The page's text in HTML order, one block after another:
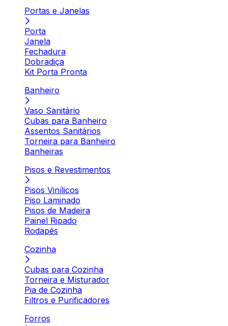
Portas e Janelas
Porta
Janela
Fechadura
Dobradiça
Kit Porta Pronta
Banheiro
Vaso Sanitário
Cubas para Banheiro
Assentos Sanitários
Torneira para Banheiro
Banheiras
Pisos e Revestimentos
Pisos Vinílicos
Piso Laminado
Pisos de Madeira
Painel Ripado
Rodapés
Cozinha
Cubas para Cozinha
Torneira e Misturador
Pia de Cozinha
Filtros e Purificadores
Forros